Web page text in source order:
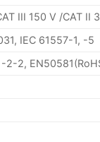
III 150 V /CAT II
IEC 61557-1, -5
2-2,